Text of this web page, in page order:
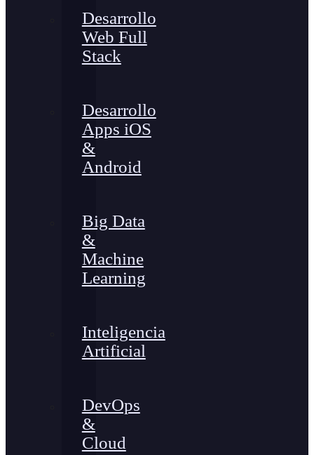
Desarrollo
Web Full
Stack
Desarrollo
Apps iOS
&
Android
Big Data
&
Machine
Learning
Inteligencia
Artificial
DevOps
&
Cloud